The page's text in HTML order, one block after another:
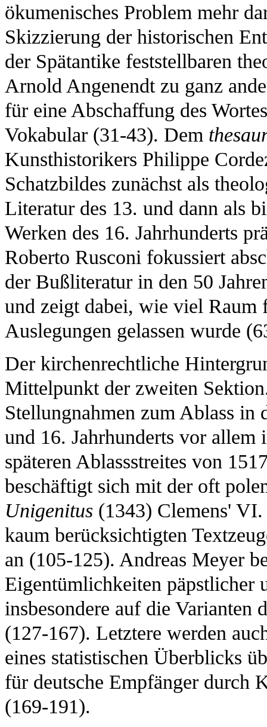
ökumenisches Problem mehr
Skizzierung der historischen
der Spätantike feststellbaren
Arnold Angenendt zu ganz
für eine Abschaffung des
Vokabular (31-43). Dem
Kunsthistorikers Philippe
Schatzbildes zunächst als
Literatur des 13. und dann als
Werken des 16. Jahrhunderts
Roberto Rusconi fokussiert
der Bußliteratur in den 50
und zeigt dabei, wie viel Raum
Auslegungen gelassen wurde
Der kirchenrechtliche
Mittelpunkt der zweiten
Stellungnahmen zum Ablass in
und 16. Jahrhunderts vor allem
späteren Ablassstreites von
beschäftigt sich mit der oft
Unigenitus (1343) Clemens'
kaum berücksichtigten
an (105-125). Andreas Meyer
Eigentümlichkeiten päpstlicher
insbesondere auf die Varianten
(127-167). Letztere werden
eines statistischen Überblicks
für deutsche Empfänger durch
(169-191).